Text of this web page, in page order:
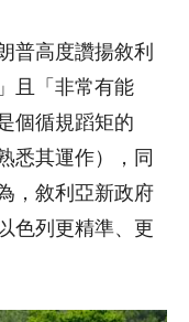
普高度讚揚敘利
且「非常有能
個循規蹈矩的
悉其運作），同
，敘利亞新政府
色列更精準、更